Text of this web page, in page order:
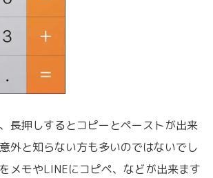
長押しするとコピーとペーストが出来
外と知らない方も多いのではないでし
メモやLINEにコピペ、などが出来ます